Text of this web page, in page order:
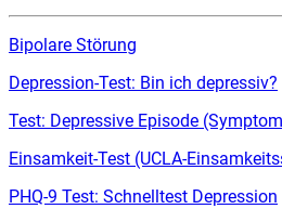
Bipolare Störung
Depression-Test: Bin ich depressiv?
Test: Depressive Episode
Einsamkeit-Test (UCLA-
PHQ-9 Test: Schnelltest Depression